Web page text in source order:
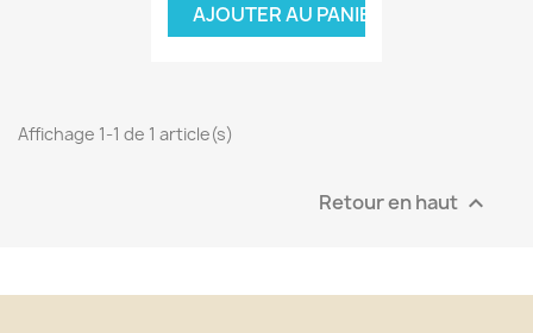
AJOUTER AU PANIER
Affichage 1-1 de 1 article(s)
Retour en haut 